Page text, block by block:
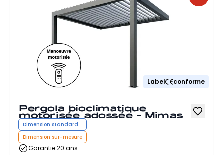
Label conforme
Pergola bioclimatique
motorisée adossée - Mimas
Dimension standard
Dimension sur-mesure
Garantie 20 ans